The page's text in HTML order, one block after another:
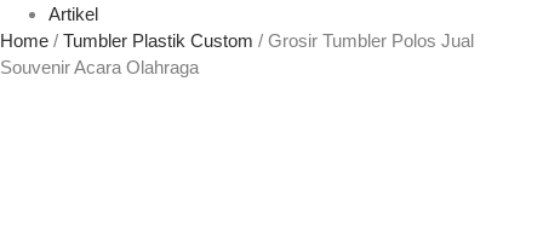
Artikel
Home / Tumbler Plastik Custom / Grosir Tumbler Polos Jual
Souvenir Acara Olahraga